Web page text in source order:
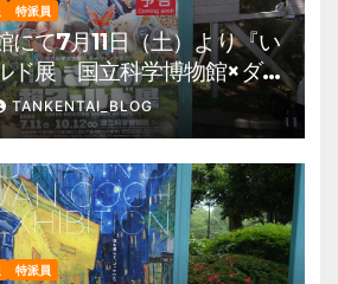
特派員
にて7月11日（土）より『い
ド展 国立科学博物館×ダ
！』を開催。 上野公園
混雑情報他
TANKENTAI_BLOG
特派員